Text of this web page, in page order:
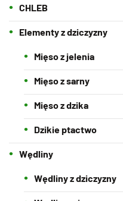
CHLEB
Elementy z dziczyzny
Mięso z jelenia
Mięso z sarny
Mięso z dzika
Dzikie ptactwo
Wędliny
Wędliny z dziczyzny